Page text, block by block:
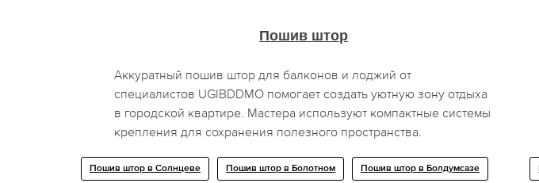
Пошив штор
Аккуратный пошив штор для балконов и лоджий от
специалистов UGIBDDMO помогает создать уютную зону отдыха
в городской квартире. Мастера используют компактные системы
крепления для сохранения полезного пространства.
Пошив штор в Солнцеве Пошив штор в Болотном Пошив штор в Болдумсазе